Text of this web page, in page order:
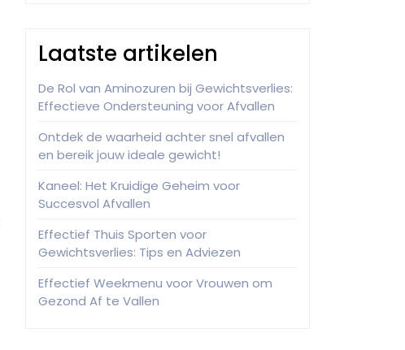
Laatste artikelen
De Rol van Aminozuren bij Gewichtsverlies:
Effectieve Ondersteuning voor Afvallen
Ontdek de waarheid achter snel afvallen
en bereik jouw ideale gewicht!
Kaneel: Het Kruidige Geheim voor
Succesvol Afvallen
Effectief Thuis Sporten voor
Gewichtsverlies: Tips en Adviezen
Effectief Weekmenu voor Vrouwen om
Gezond Af te Vallen